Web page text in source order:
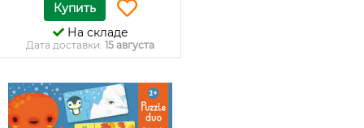
Купить
На складе
Дата доставки: 15 августа